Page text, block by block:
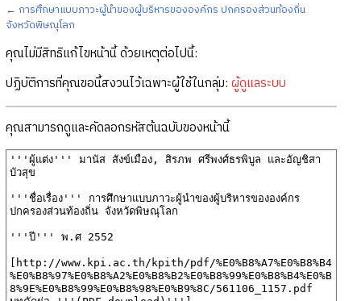
← การศึกษาแบบภาวะผู้นำของผู้บริหารขององค์กร ปกครองส่วนท้องถิ่น
จังหวัดพิษณุโลก
คุณไม่มีสิทธิแก้ไขหน้านี้ ด้วยเหตุต่อไปนี้:
ปฏิบัติการที่คุณขอนี้สงวนไว้เฉพาะผู้ใช้ในกลุ่ม: ผู้ดูแลระบบ
คุณสามารถดูและคัดลอกรหัสต้นฉบับของหน้านี้